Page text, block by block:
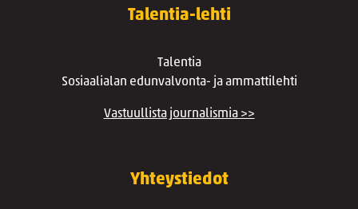
Talentia-lehti
Talentia
Sosiaalialan edunvalvonta- ja ammattilehti
Vastuullista journalismia >>
Yhteystiedot